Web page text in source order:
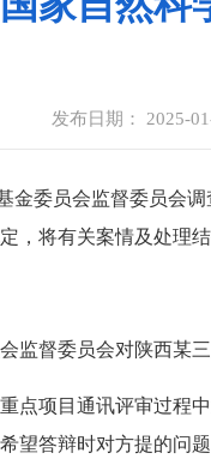
发布日期： 2025-
委员会监督委员会调
，将有关案情及处理结
督委员会对陕西某三
项目通讯评审过程中
望答辩时对方提的问